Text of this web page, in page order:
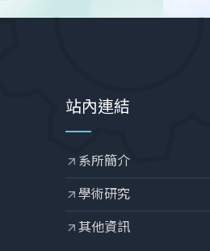
站內連結
arrow_outward 系所簡介
arrow_outward 學術研究
arrow_outward 其他資訊